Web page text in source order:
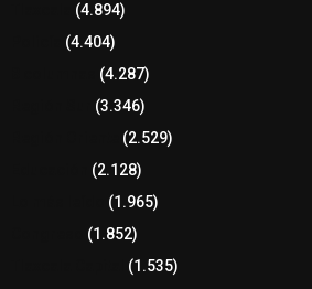
(4.894)
(4.404)
(4.287)
(3.346)
(2.529)
(2.128)
(1.965)
(1.852)
(1.535)